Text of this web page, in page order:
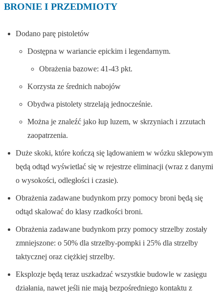
BRONIE I PRZEDMIOTY
Dodano parę pistoletów
Dostępna w wariancie epickim i legendarnym.
Obrażenia bazowe: 41-43 pkt.
Korzysta ze średnich nabojów
Obydwa pistolety strzelają jednocześnie.
Można je znaleźć jako łup luzem, w skrzyniach i zrzutach
zaopatrzenia.
Duże skoki, które kończą się lądowaniem w wózku sklepowym
będą odtąd wyświetlać się w rejestrze eliminacji (wraz z danymi
o wysokości, odległości i czasie).
Obrażenia zadawane budynkom przy pomocy broni będą się
odtąd skalować do klasy rzadkości broni.
Obrażenia zadawane budynkom przy pomocy strzelby zostały
zmniejszone: o 50% dla strzelby-pompki i 25% dla strzelby
taktycznej oraz ciężkiej strzelby.
Eksplozje będą teraz uszkadzać wszystkie budowle w zasięgu
działania, nawet jeśli nie mają bezpośredniego kontaktu z